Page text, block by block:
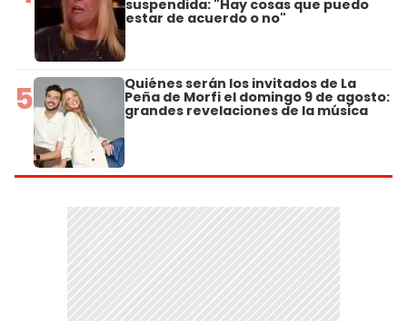
suspendida: "Hay cosas que puedo
estar de acuerdo o no"
5 Quiénes serán los invitados de La
Peña de Morfi el domingo 9 de agosto:
grandes revelaciones de la música